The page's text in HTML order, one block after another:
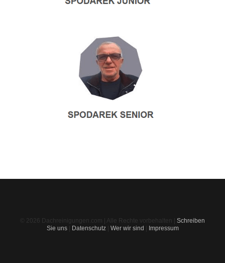
© 2026 Dachreinigungen.com | Alle Rechte vorbehalten | Schreiben
Sie uns| Datenschutz| Wer wir sind | Impressum